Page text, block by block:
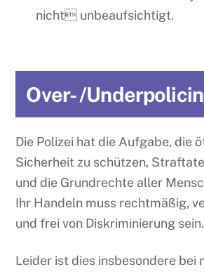
nicht unbeaufsichtigt.
Over- /
Die Polizei hat die Aufgabe, die
Sicherheit zu schützen,
und die Grundrechte aller
Ihr Handeln muss rechtmäßig,
und frei von Diskriminierung sein.
Leider ist dies insbesondere bei